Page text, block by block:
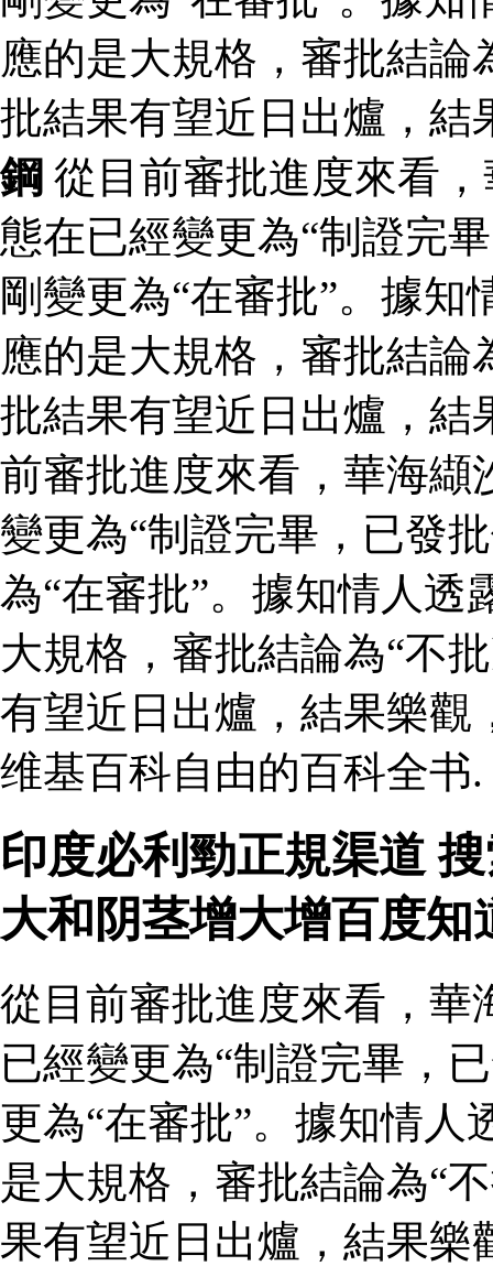
應的是大規格，審批結論
批結果有望近日出爐，
鋼 從目前審批進度來看
態在已經變更為“制證完
剛變更為“在審批”。據
應的是大規格，審批結論
批結果有望近日出爐，結
前審批進度來看，華海纈
變更為“制證完畢，已發
為“在審批”。據知情人透
大規格，審批結論為“不
有望近日出爐，結果樂
维基百科自由的百科全书.
印度必利勁正規渠道
大和阴茎增大增百度知
從目前審批進度來看，華
已經變更為“制證完畢，
更為“在審批”。據知情
是大規格，審批結論為“
果有望近日出爐，結果樂